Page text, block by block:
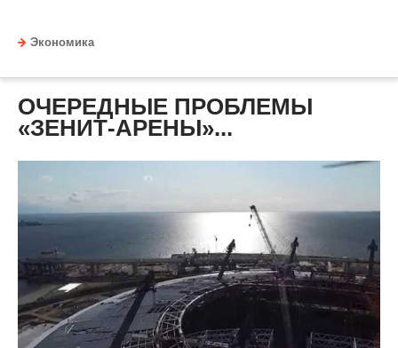
Экономика
ОЧЕРЕДНЫЕ ПРОБЛЕМЫ
«ЗЕНИТ-АРЕНЫ»...